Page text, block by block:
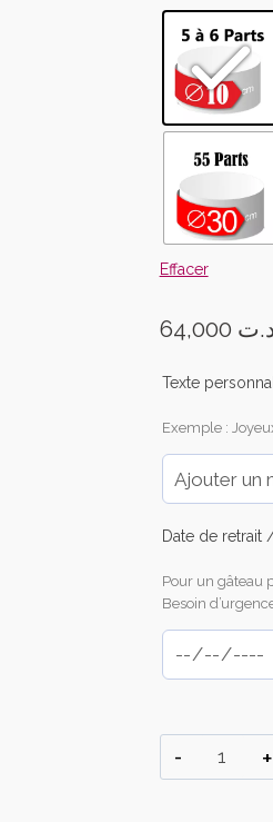
Effacer
Texte
Exemple :
Date de retrait
Pour un gâteau
Besoin
quantité
de